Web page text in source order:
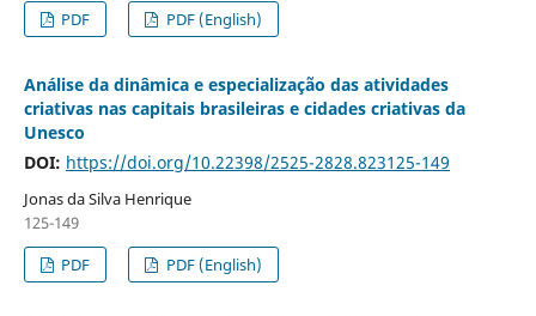
PDF PDF (English)
Análise da dinâmica e especialização das atividades
criativas nas capitais brasileiras e cidades criativas da
Unesco
DOI: https://doi.org/10.22398/2525-2828.823125-149
Jonas da Silva Henrique
125-149
PDF
PDF (English)